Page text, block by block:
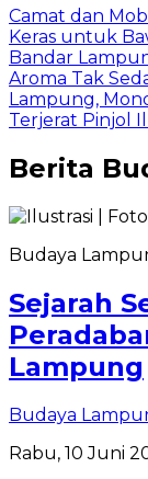
Camat dan
Keras untuk
Bandar
Aroma Tak
Lampung,
Terjerat Pinjol
Berita
Budaya
Sejarah
Lampung
Budaya
Rabu, 10 Juni